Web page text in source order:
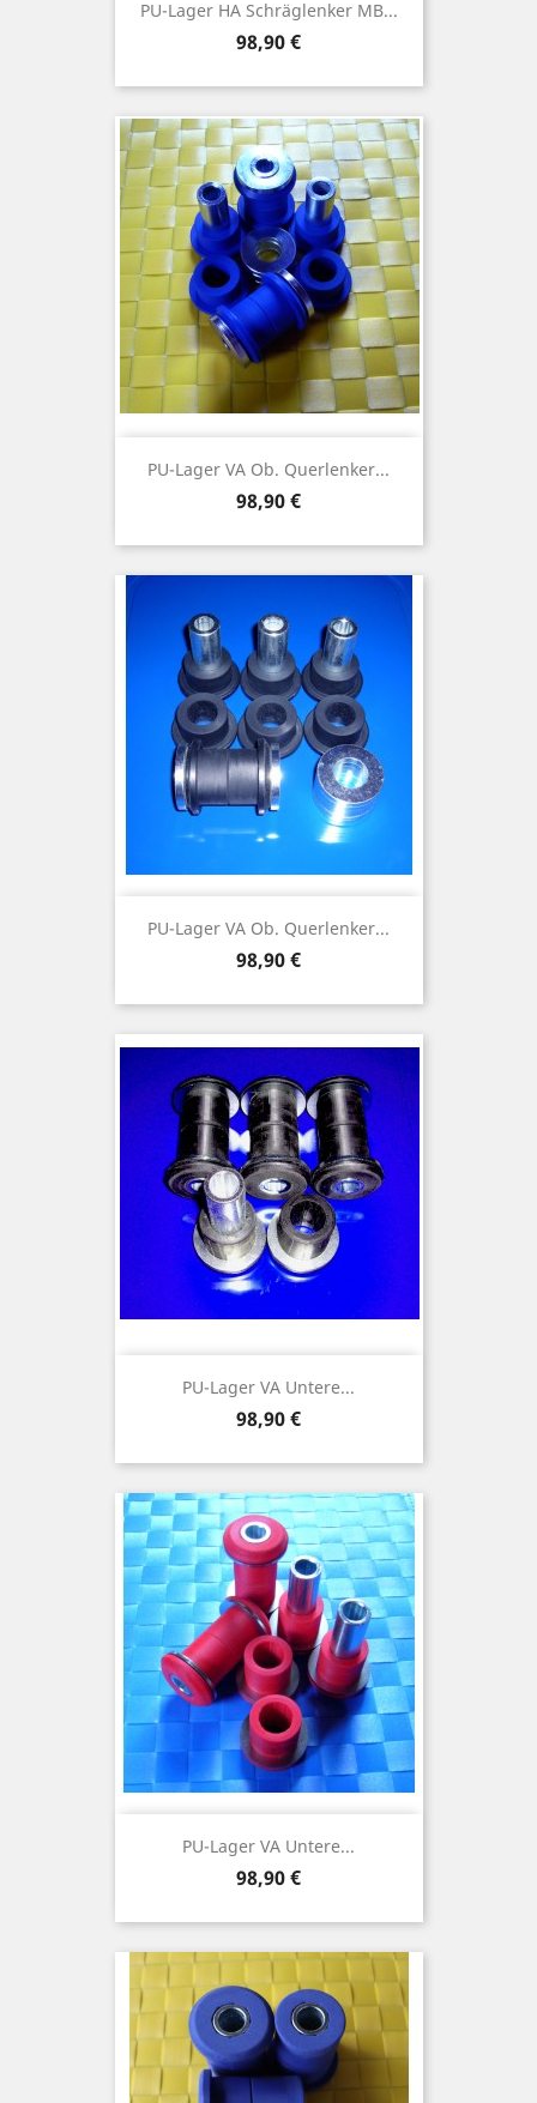
PU-Lager HA Schräglenker MB...
Preis
98,90 €
PU-Lager VA Ob. Querlenker...
Preis
98,90 €
PU-Lager VA Ob. Querlenker...
Preis
98,90 €
PU-Lager VA Untere...
Preis
98,90 €
PU-Lager VA Untere...
Preis
98,90 €